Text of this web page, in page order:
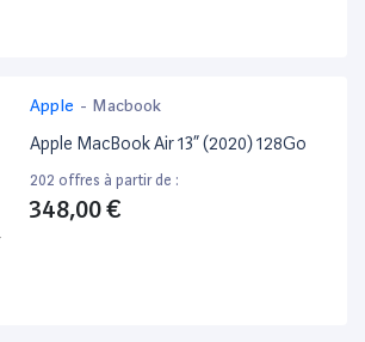
Apple - Macbook
Apple MacBook Air 13” (2020) 128Go
202 offres à partir de :
348,00 €